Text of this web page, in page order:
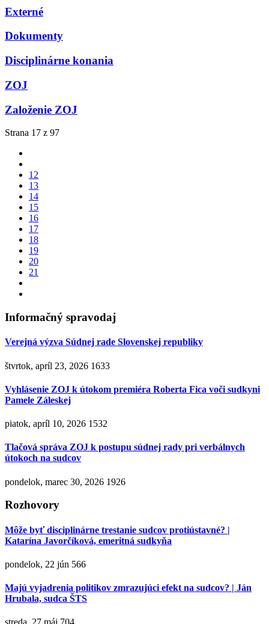
Externé
Dokumenty
Disciplinárne konania
ZOJ
Založenie ZOJ
Strana 17 z 97
12
13
14
15
16
17
18
19
20
21
Informačný spravodaj
Verejná výzva Súdnej rade Slovenskej republiky
štvrtok, apríl 23, 2026 1633
Vyhlásenie ZOJ k útokom premiéra Roberta Fica voči sudkyni
Pamele Záleskej
piatok, apríl 10, 2026 1532
Tlačová správa ZOJ k postupu súdnej rady pri verbálnych
útokoch na sudcov
pondelok, marec 30, 2026 1926
Rozhovory
Môže byť disciplinárne trestanie sudcov protiústavné? |
Katarína Javorčíková, emeritná sudkyňa
pondelok, 22 jún 566
Majú vyjadrenia politikov zmrazujúci efekt na sudcov? | Ján
Hrubala, sudca ŠTS